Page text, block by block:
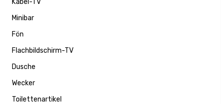
Kabel-TV
Minibar
Fön
Flachbildschirm-TV
Dusche
Wecker
Toilettenartikel